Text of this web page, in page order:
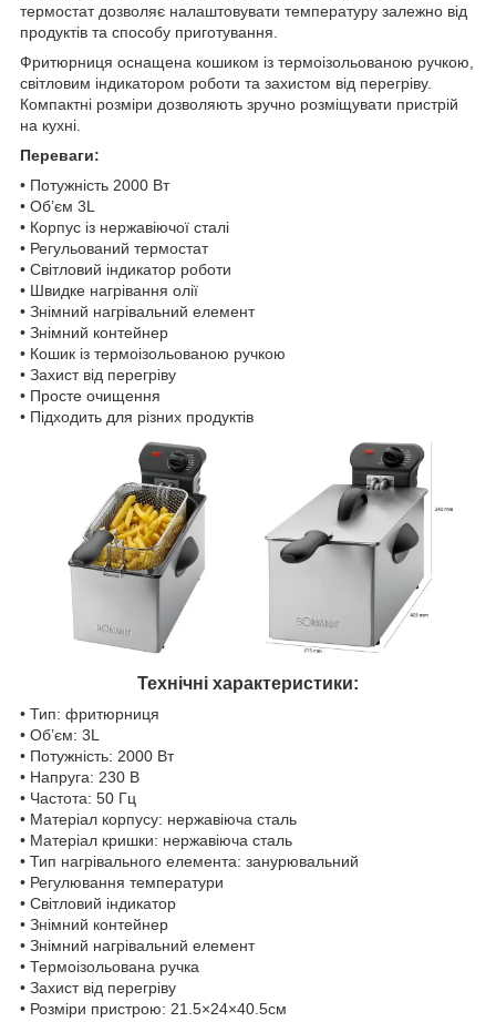
термостат дозволяє налаштовувати температуру залежно від
продуктів та способу приготування.
Фритюрниця оснащена кошиком із термоізольованою ручкою,
світловим індикатором роботи та захистом від перегріву.
Компактні розміри дозволяють зручно розміщувати пристрій
на кухні.
Переваги:
• Потужність 2000 Вт
• Об’єм 3L
• Корпус із нержавіючої сталі
• Регульований термостат
• Світловий індикатор роботи
• Швидке нагрівання олії
• Знімний нагрівальний елемент
• Знімний контейнер
• Кошик із термоізольованою ручкою
• Захист від перегріву
• Просте очищення
• Підходить для різних продуктів
Технічні характеристики:
• Тип: фритюрниця
• Об’єм: 3L
• Потужність: 2000 Вт
• Напруга: 230 В
• Частота: 50 Гц
• Матеріал корпусу: нержавіюча сталь
• Матеріал кришки: нержавіюча сталь
• Тип нагрівального елемента: занурювальний
• Регулювання температури
• Світловий індикатор
• Знімний контейнер
• Знімний нагрівальний елемент
• Термоізольована ручка
• Захист від перегріву
• Розміри пристрою: 21.5×24×40.5см